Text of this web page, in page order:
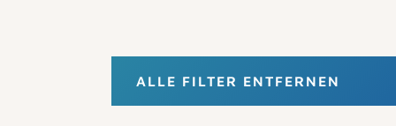
ALLE FILTER ENTFERNEN